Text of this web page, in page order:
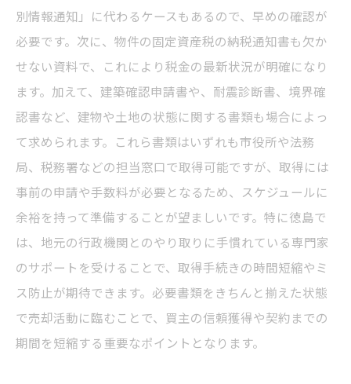
別情報通知」に代わるケースもあるので、早めの確認が
必要です。次に、物件の固定資産税の納税通知書も欠か
せない資料で、これにより税金の最新状況が明確になり
ます。加えて、建築確認申請書や、耐震診断書、境界確
認書など、建物や土地の状態に関する書類も場合によっ
て求められます。これら書類はいずれも市役所や法務
局、税務署などの担当窓口で取得可能ですが、取得には
事前の申請や手数料が必要となるため、スケジュールに
余裕を持って準備することが望ましいです。特に徳島で
は、地元の行政機関とのやり取りに手慣れている専門家
のサポートを受けることで、取得手続きの時間短縮やミ
ス防止が期待できます。必要書類をきちんと揃えた状態
で売却活動に臨むことで、買主の信頼獲得や契約までの
期間を短縮する重要なポイントとなります。